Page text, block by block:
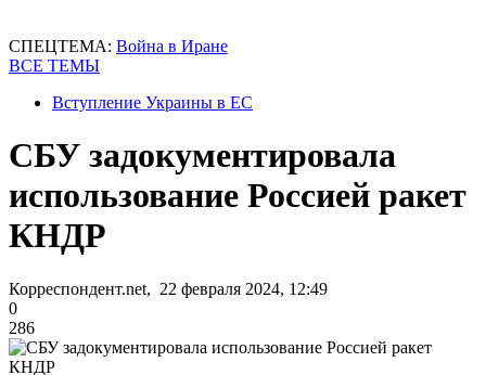
СПЕЦТЕМА: Война в Иране
ВСЕ ТЕМЫ
Вступление Украины в ЕС
СБУ задокументировала
использование Россией ракет
КНДР
Корреспондент.net, 22 февраля 2024, 12:49
0
286